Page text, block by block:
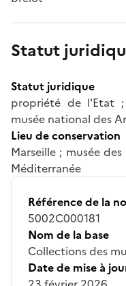
Statut
Statut juridique
propriété de l'Etat
musée national des
Lieu de conservation
Marseille ; musée
Méditerranée
Référence de la
5002C000181
Nom de la base
Collections des
Date de mise à